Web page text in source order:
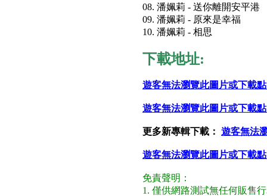
08. 潘姵莉 - 送你離開安平港
09. 潘姵莉 - 原來是幸福
10. 潘姵莉 - 相思
下載地址:
遊客無法瀏覽此圖片或下載
遊客無法瀏覽此圖片或下載
更多新專輯下載： 遊客無法
遊客無法瀏覽此圖片或下載
免責聲明：
1. 僅供網路測試無任何販售